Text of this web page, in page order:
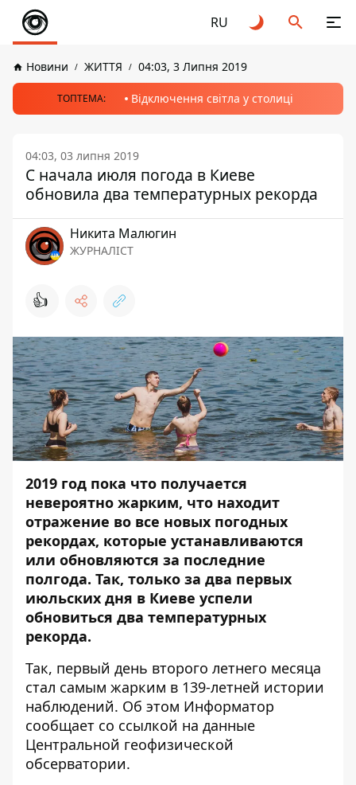
RU
Новини ЖИТТЯ 04:03, 3 Липня 2019
ТОПТЕМА: Відключення світла у столиці
04:03, 03 липня 2019
С начала июля погода в Киеве
обновила два температурных рекорда
Никита Малюгин
ЖУРНАЛІСТ
👍
2019 год пока что получается
невероятно жарким, что находит
отражение во все новых погодных
рекордах, которые устанавливаются
или обновляются за последние
полгода. Так, только за два первых
июльских дня в Киеве успели
обновиться два температурных
рекорда.
Так, первый день второго летнего месяца
стал самым жарким в 139-летней истории
наблюдений. Об этом Информатор
сообщает со ссылкой на данные
Центральной геофизической
обсерватории.